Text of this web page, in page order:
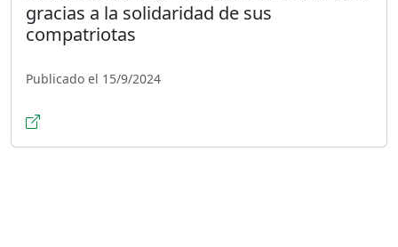
gracias a la solidaridad de sus
compatriotas
Publicado el 15/9/2024